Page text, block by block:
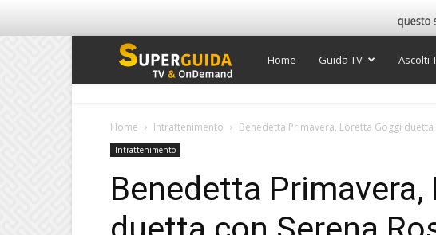
Super
Home Guida TV Ascolti
Home Intrattenimento Benedetta Primavera, Loretta Goggi
Intrattenimento
Benedetta